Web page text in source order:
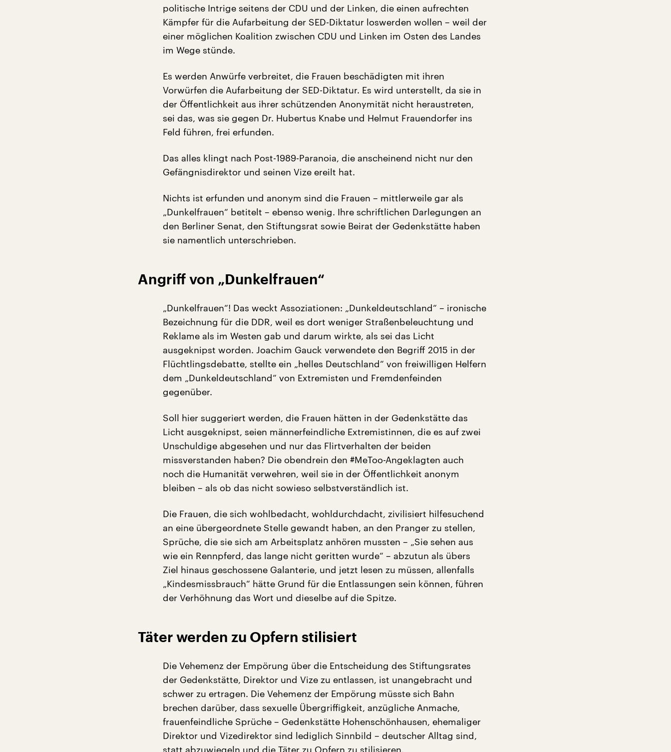
politische Intrige seitens der CDU und der Linken, die einen aufrechten
Kämpfer für die Aufarbeitung der SED-Diktatur loswerden wollen – weil der
einer möglichen Koalition zwischen CDU und Linken im Osten des Landes
im Wege stünde.
Es werden Anwürfe verbreitet, die Frauen beschädigten mit ihren
Vorwürfen die Aufarbeitung der SED-Diktatur. Es wird unterstellt, da sie in
der Öffentlichkeit aus ihrer schützenden Anonymität nicht heraustreten,
sei das, was sie gegen Dr. Hubertus Knabe und Helmut Frauendorfer ins
Feld führen, frei erfunden.
Das alles klingt nach Post-1989-Paranoia, die anscheinend nicht nur den
Gefängnisdirektor und seinen Vize ereilt hat.
Nichts ist erfunden und anonym sind die Frauen – mittlerweile gar als
„Dunkelfrauen“ betitelt – ebenso wenig. Ihre schriftlichen Darlegungen an
den Berliner Senat, den Stiftungsrat sowie Beirat der Gedenkstätte haben
sie namentlich unterschrieben.
Angriff von „Dunkelfrauen“
„Dunkelfrauen“! Das weckt Assoziationen: „Dunkeldeutschland“ – ironische
Bezeichnung für die DDR, weil es dort weniger Straßenbeleuchtung und
Reklame als im Westen gab und darum wirkte, als sei das Licht
ausgeknipst worden. Joachim Gauck verwendete den Begriff 2015 in der
Flüchtlingsdebatte, stellte ein „helles Deutschland“ von freiwilligen Helfern
dem „Dunkeldeutschland“ von Extremisten und Fremdenfeinden
gegenüber.
Soll hier suggeriert werden, die Frauen hätten in der Gedenkstätte das
Licht ausgeknipst, seien männerfeindliche Extremistinnen, die es auf zwei
Unschuldige abgesehen und nur das Flirtverhalten der beiden
missverstanden haben? Die obendrein den #MeToo-Angeklagten auch
noch die Humanität verwehren, weil sie in der Öffentlichkeit anonym
bleiben – als ob das nicht sowieso selbstverständlich ist.
Die Frauen, die sich wohlbedacht, wohldurchdacht, zivilisiert hilfesuchend
an eine übergeordnete Stelle gewandt haben, an den Pranger zu stellen,
Sprüche, die sie sich am Arbeitsplatz anhören mussten – „Sie sehen aus
wie ein Rennpferd, das lange nicht geritten wurde“ – abzutun als übers
Ziel hinaus geschossene Galanterie, und jetzt lesen zu müssen, allenfalls
„Kindesmissbrauch“ hätte Grund für die Entlassungen sein können, führen
der Verhöhnung das Wort und dieselbe auf die Spitze.
Täter werden zu Opfern stilisiert
Die Vehemenz der Empörung über die Entscheidung des Stiftungsrates
der Gedenkstätte, Direktor und Vize zu entlassen, ist unangebracht und
schwer zu ertragen. Die Vehemenz der Empörung müsste sich Bahn
brechen darüber, dass sexuelle Übergriffigkeit, anzügliche Anmache,
frauenfeindliche Sprüche – Gedenkstätte Hohenschönhausen, ehemaliger
Direktor und Vizedirektor sind lediglich Sinnbild – deutscher Alltag sind,
statt abzuwiegeln und die Täter zu Opfern zu stilisieren.